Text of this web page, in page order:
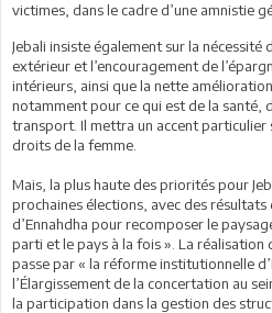
victimes, dans le cadre d’une amnistie
Jebali insiste également sur la nécessité
extérieur et l’encouragement de
intérieurs, ainsi que la nette
notamment pour ce qui est de la santé,
transport. Il mettra un accent particulier
droits de la femme.
Mais, la plus haute des priorités pour
prochaines élections, avec des
d’Ennahdha pour recomposer le
parti et le pays à la fois ». La réalisation
passe par « la réforme institutionnelle
l’Élargissement de la concertation au
la participation dans la gestion des